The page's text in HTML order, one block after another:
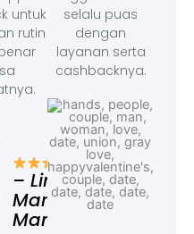
untuk
rutin
– Linda,
Marketing
Manager
selalu puas
dengan
layanan serta
cashbacknya.